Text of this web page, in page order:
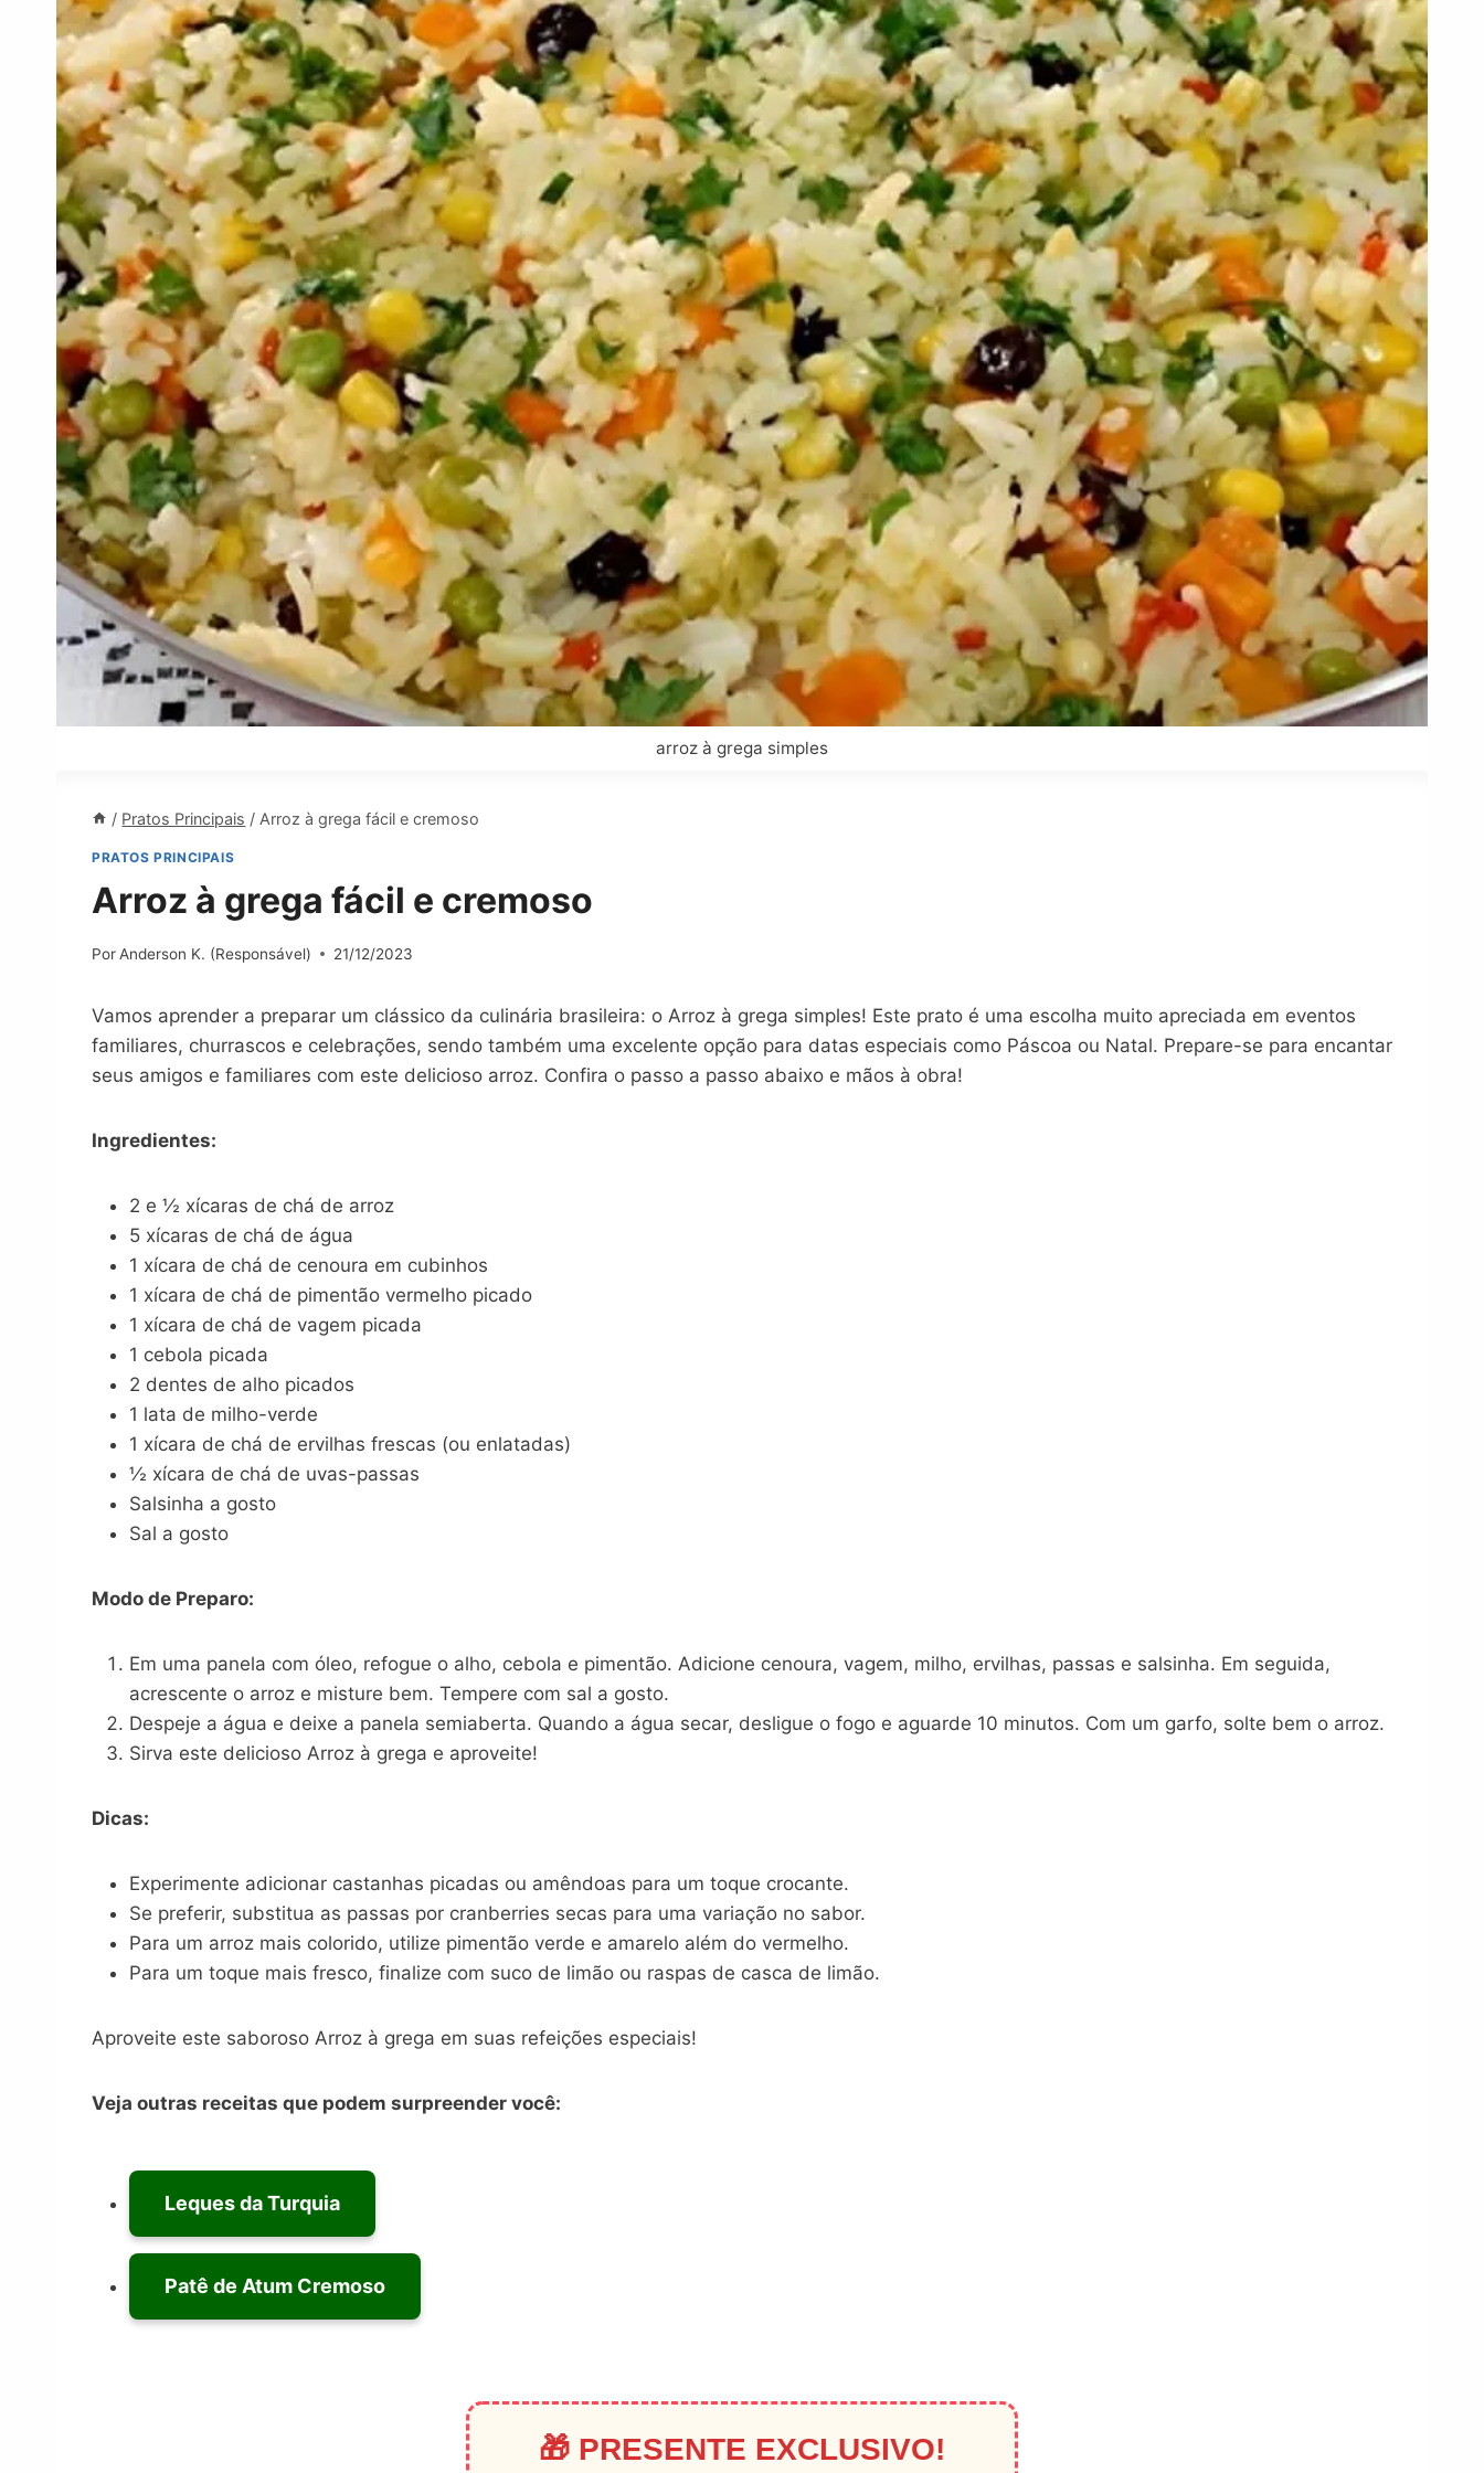
arroz à grega simples
/ Pratos Principais / Arroz à grega fácil e cremoso
PRATOS PRINCIPAIS
Arroz à grega fácil e cremoso
Por Anderson K. (Responsável) 21/12/2023
Vamos aprender a preparar um clássico da culinária brasileira: o Arroz à grega simples! Este prato é uma escolha muito apreciada em eventos
familiares, churrascos e celebrações, sendo também uma excelente opção para datas especiais como Páscoa ou Natal. Prepare-se para encantar
seus amigos e familiares com este delicioso arroz. Confira o passo a passo abaixo e mãos à obra!
Ingredientes:
2 e ½ xícaras de chá de arroz
5 xícaras de chá de água
1 xícara de chá de cenoura em cubinhos
1 xícara de chá de pimentão vermelho picado
1 xícara de chá de vagem picada
1 cebola picada
2 dentes de alho picados
1 lata de milho-verde
1 xícara de chá de ervilhas frescas (ou enlatadas)
½ xícara de chá de uvas-passas
Salsinha a gosto
Sal a gosto
Modo de Preparo:
Em uma panela com óleo, refogue o alho, cebola e pimentão. Adicione cenoura, vagem, milho, ervilhas, passas e salsinha. Em seguida,
acrescente o arroz e misture bem. Tempere com sal a gosto.
Despeje a água e deixe a panela semiaberta. Quando a água secar, desligue o fogo e aguarde 10 minutos. Com um garfo, solte bem o arroz.
Sirva este delicioso Arroz à grega e aproveite!
Dicas:
Experimente adicionar castanhas picadas ou amêndoas para um toque crocante.
Se preferir, substitua as passas por cranberries secas para uma variação no sabor.
Para um arroz mais colorido, utilize pimentão verde e amarelo além do vermelho.
Para um toque mais fresco, finalize com suco de limão ou raspas de casca de limão.
Aproveite este saboroso Arroz à grega em suas refeições especiais!
Veja outras receitas que podem surpreender você:
Leques da Turquia
Patê de Atum Cremoso
🎁 PRESENTE EXCLUSIVO!